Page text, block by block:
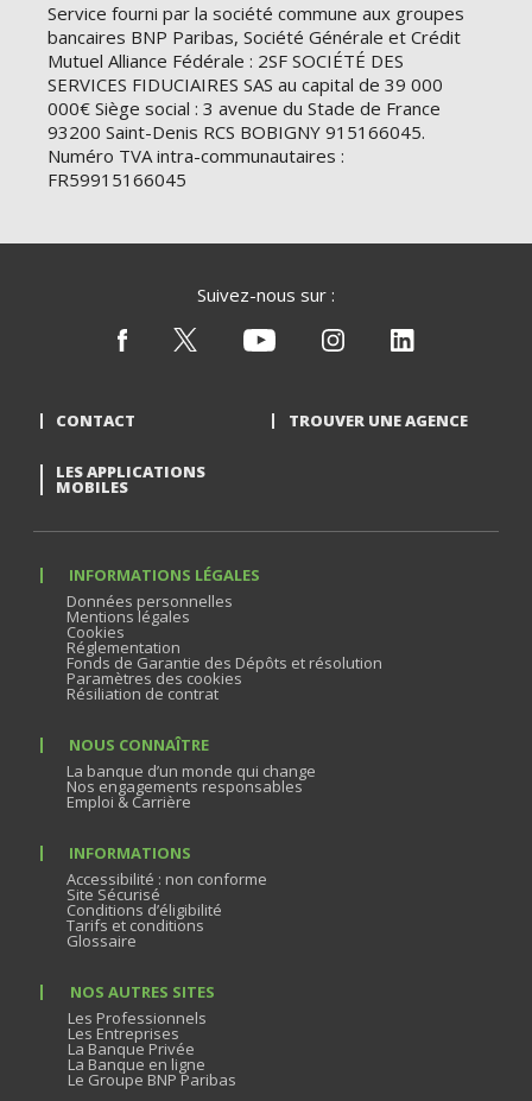
Service fourni par la société commune aux groupes
bancaires BNP Paribas, Société Générale et Crédit
Mutuel Alliance Fédérale : 2SF SOCIÉTÉ DES
SERVICES FIDUCIAIRES SAS au capital de 39 000
000€ Siège social : 3 avenue du Stade de France
93200 Saint-Denis RCS BOBIGNY 915166045.
Numéro TVA intra-communautaires :
FR59915166045
Suivez-nous sur :
CONTACT TROUVER UNE AGENCE
LES APPLICATIONS
MOBILES
INFORMATIONS LÉGALES
Données personnelles
Mentions légales
Cookies
Réglementation
Fonds de Garantie des Dépôts et résolution
Paramètres des cookies
Résiliation de contrat
NOUS CONNAÎTRE
La banque d’un monde qui change
Nos engagements responsables
Emploi & Carrière
INFORMATIONS
Accessibilité : non conforme
Site Sécurisé
Conditions d’éligibilité
Tarifs et conditions
Glossaire
NOS AUTRES SITES
Les Professionnels
Les Entreprises
La Banque Privée
La Banque en ligne
Le Groupe BNP Paribas